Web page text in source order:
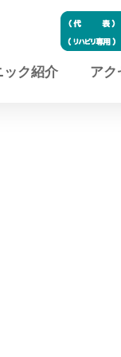
ック紹介 アク